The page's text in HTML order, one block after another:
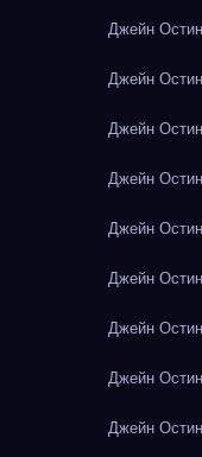
Джейн
Джейн
Джейн
Джейн
Джейн
Джейн
Джейн
Джейн
Джейн